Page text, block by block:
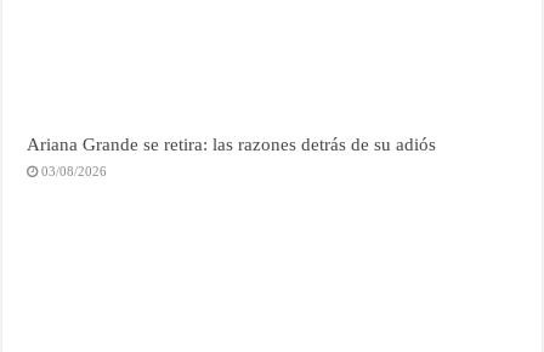
Ariana Grande se retira: las razones detrás de su adiós
03/08/2026